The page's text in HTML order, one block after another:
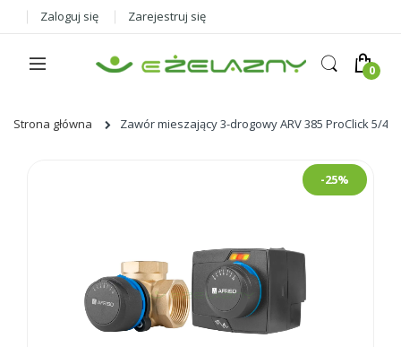
Zaloguj się Zarejestruj się
Strona główna Zawór mieszający 3-drogowy ARV 385 ProClick 5/4"
-25%